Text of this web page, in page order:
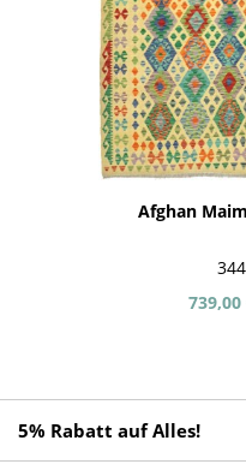
Afghan
5% Rabatt auf Alles!